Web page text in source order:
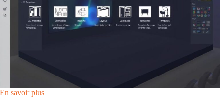
En savoir plus